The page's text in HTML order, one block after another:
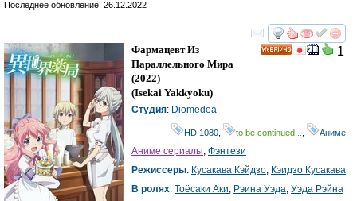
Последнее обновление: 26.12.2022
смотреть
1
Фармацевт Из
Параллельного Мира
(2022)
(Isekai Yakkyoku)
Студия: Diomedea
HD 1080 to be continued... Аниме
Аниме сериалы Фэнтези
Режиссеры: Кусакава Кэйдзо Кэидзо Кусакава
В ролях: Тоёсаки Аки Рэина Уэда Уэда Рэйна